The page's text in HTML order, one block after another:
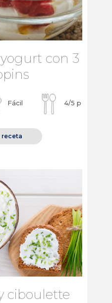
con 3
Fácil 4/5 p
receta
ciboulette